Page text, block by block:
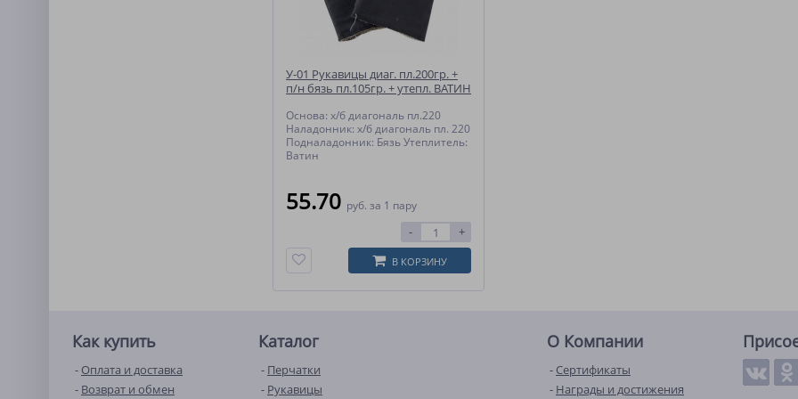
У-01 Рукавицы диаг. пл.200гр. +
п/н бязь пл.105гр. + утепл. ВАТИН
Основа: х/б диагональ пл.220
Наладонник: х/б диагональ пл. 220
Подналадонник: Бязь Утеплитель:
Ватин
55.70 руб. за 1 пару
- +
В КОРЗИНУ
Как купить
Оплата и доставка
Возврат и обмен
Каталог
Перчатки
Рукавицы
О Компании
Сертификаты
Награды и достижения